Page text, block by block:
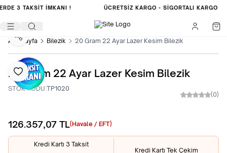
3 TAKSİT İMKANI ! ÜCRETSIZ KARGO - SIGORTALI KARGO
Ana Sayfa Bilezik 20 Gram 22 Ayar Lazer Kesim Bilezik
Favoriye Ekle
Paylaş
20 Gram 22 Ayar Lazer Kesim Bilezik
STOK KODU:TP1020
(0)
126.357,07 TL(Havale / EFT)
Kredi Kartı 3 Taksit
Kredi Kartı Tek Çekim